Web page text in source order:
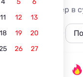
4 5
6
11 12
13
18 19
20
26
27
руб. за номер в
Лучшие